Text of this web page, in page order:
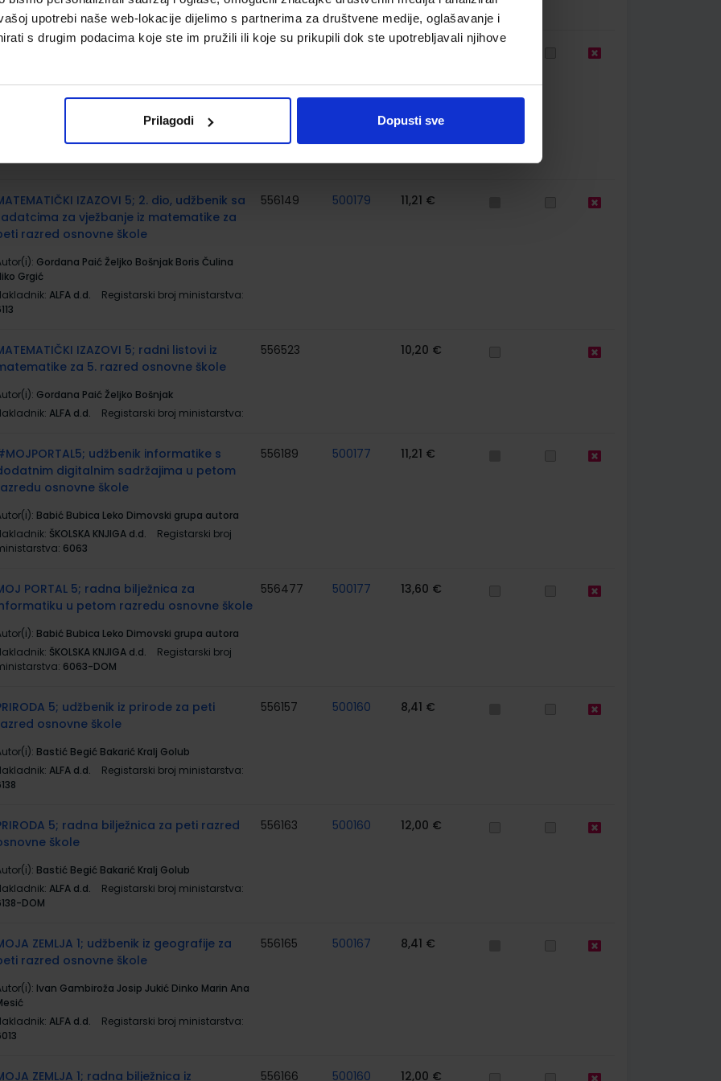
upotrebi naše web-lokacije dijelimo s partnerima za društvene medije, oglašavanje i
s drugim podacima koje ste im pružili ili koje su prikupili dok ste upotrebljavali njihove
Prilagodi Dopusti sve
razred osnovne škole
ALFA d.d.
Registarski broj ministarstva:
IZAZOVI 5; 2. dio, udžbenik sa
za vježbanje iz matematike za
razred osnovne škole
Gordana Paić Željko Bošnjak Boris Čulina
Grgić
ALFA d.d.
Registarski broj ministarstva:
556149 500179 11,21 €
IZAZOVI 5; radni listovi iz
za 5. razred osnovne škole
Gordana Paić Željko Bošnjak
ALFA d.d. Registarski broj ministarstva:
556523 10,20 €
udžbenik informatike s
digitalnim sadržajima u petom
osnovne škole
Babić Bubica Leko Dimovski grupa autora
ŠKOLSKA KNJIGA d.d.
Registarski broj
6063
556189 500177 11,21 €
PORTAL 5; radna bilježnica za
u petom razredu osnovne škole
Babić Bubica Leko Dimovski grupa autora
ŠKOLSKA KNJIGA d.d.
Registarski broj
6063-DOM
556477 500177 13,60 €
5; udžbenik iz prirode za peti
osnovne škole
Bastić Begić Bakarić Kralj Golub
ALFA d.d.
Registarski broj ministarstva:
556157 500160 8,41 €
5; radna bilježnica za peti razred
škole
Bastić Begić Bakarić Kralj Golub
ALFA d.d.
Registarski broj ministarstva:
DOM
556163 500160 12,00 €
ZEMLJA 1; udžbenik iz geografije za
razred osnovne škole
Ivan Gambiroža Josip Jukić Dinko Marin Ana
ALFA d.d.
Registarski broj ministarstva:
556165 500167 8,41 €
ZEMLJA 1; radna bilježnica iz 556166 500160 12,00 €